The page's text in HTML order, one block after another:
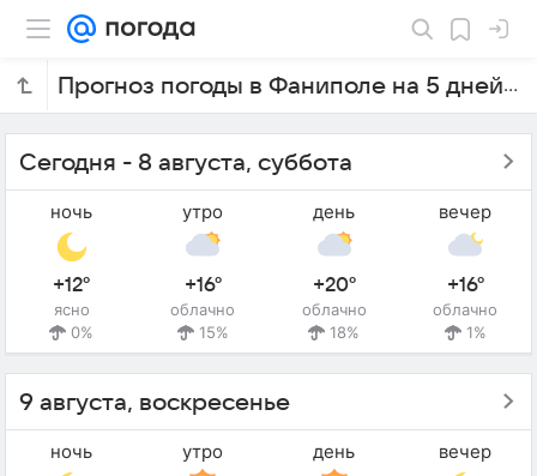
Прогноз погоды в Фаниполе на 5 дней
Сегодня - 8 августа, суббота
ночь
+12°
ясно
0%
утро
+16°
облачно
15%
день
+20°
облачно
18%
вечер
+16°
облачно
1%
9 августа, воскресенье
ночь утро день вечер